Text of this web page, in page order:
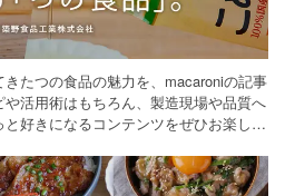
たつの食品の魅力を、macaroniの記事
活用術はもちろん、製造現場や品質へ
好きになるコンテンツをぜひお楽しみ